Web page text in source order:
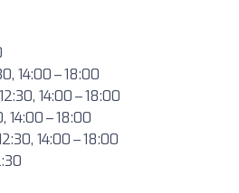
14:00 – 18:00
14:00 – 18:00
14:00 – 18:00
14:00 – 18:00